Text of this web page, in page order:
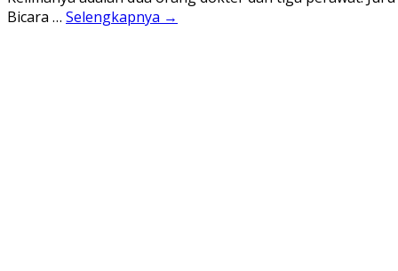
Bicara … Selengkapnya →